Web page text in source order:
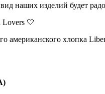
наших изделий будет
🤍
американского хлопка